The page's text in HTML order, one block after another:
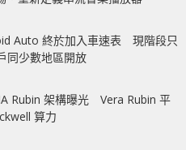
Auto 終於加入車速表 現階段只
同少數地區開放
Rubin 架構曝光 Vera Rubin 平
算力